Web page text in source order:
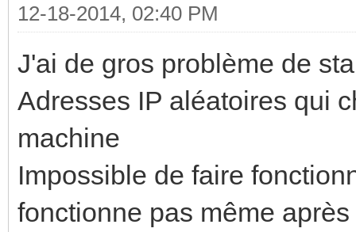
12-18-2014, 02:40 PM
J'ai de gros problème de
Adresses IP aléatoires qui
machine
Impossible de faire
fonctionne pas même